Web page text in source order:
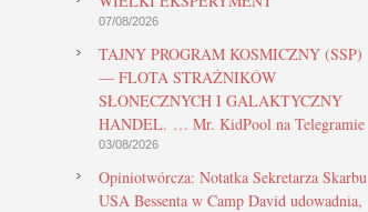
07/08/2026
TAJNY PROGRAM KOSMICZNY (SSP)
— FLOTA STRAŻNIKÓW
SŁONECZNYCH I GALAKTYCZNY
HANDEL. … Mr. KidPool na Telegramie
03/08/2026
Opiniotwórcza: Notatka Sekretarza Skarbu
USA Bessenta w Camp David udowadnia,